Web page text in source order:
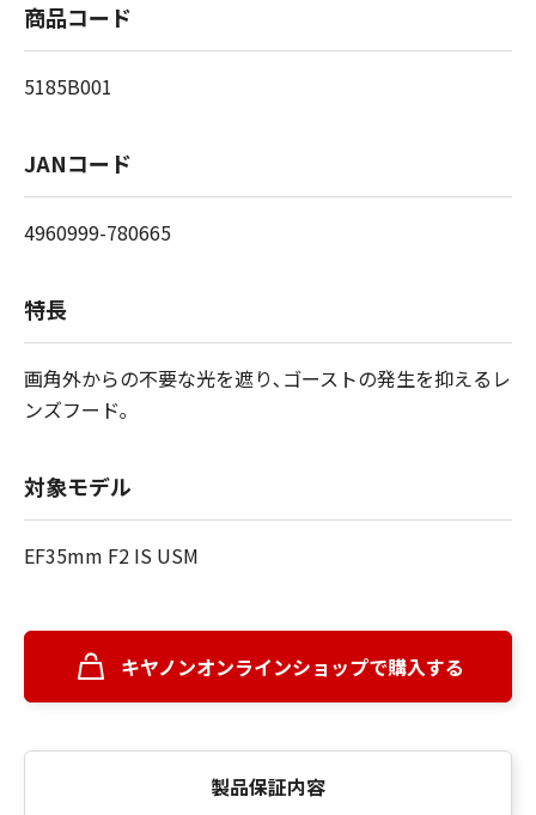
商品コード
5185B001
JANコード
4960999-780665
特長
画角外からの不要な光を遮り､ゴーストの発生を抑えるレ
ンズフード｡
対象モデル
EF35mm F2 IS USM
キヤノンオンラインショップで購入する
製品保証内容